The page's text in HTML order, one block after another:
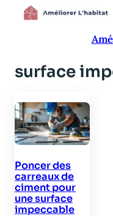
Aller
surface
Poncer des
carreaux de
ciment pour
une surface
impeccable